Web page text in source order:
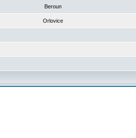
Beroun
Orlovice